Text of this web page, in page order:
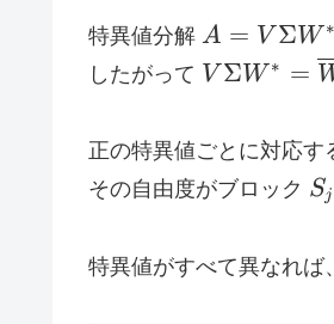
特異値分解 A = V
\Sigma
A = V ΣW ∗
したがって V \Sigma
\Sigma
V^{\top}
V ΣW ∗ =
正の特異値ごとに対応す
その自由度がブロック Sj
特異値がすべて異なれば